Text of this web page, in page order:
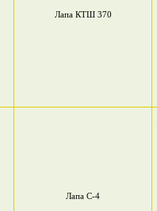
Лапа КТШ 370
Лапа С-4